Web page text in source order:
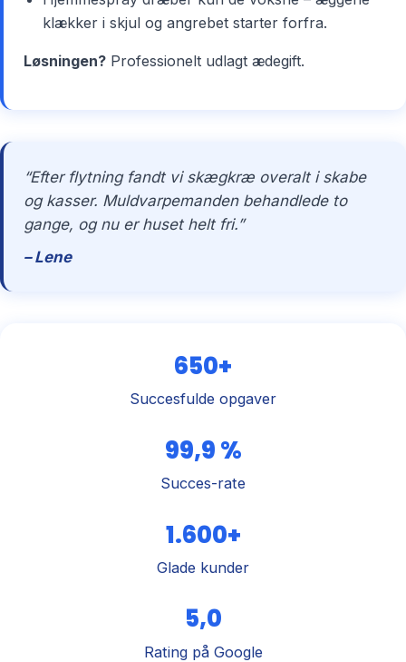
klækker i skjul og angrebet starter forfra.
Løsningen? Professionelt udlagt ædegift.
“Efter flytning fandt vi skægkræ overalt i skabe
og kasser. Muldvarpemanden behandlede to
gange, og nu er huset helt fri.”
– Lene
650+
Succesfulde opgaver
99,9 %
Succes-rate
1.600+
Glade kunder
5,0
Rating på Google